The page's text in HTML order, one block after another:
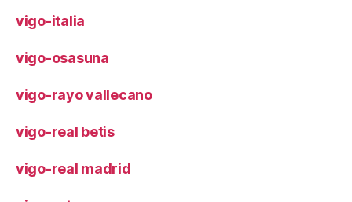
vigo-italia
vigo-osasuna
vigo-rayo vallecano
vigo-real betis
vigo-real madrid